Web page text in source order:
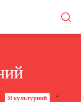
Я культурний